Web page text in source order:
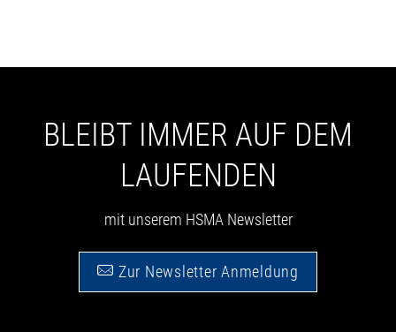
BLEIBT IMMER AUF DEM
LAUFENDEN
mit unserem HSMA Newsletter
Zur Newsletter Anmeldung